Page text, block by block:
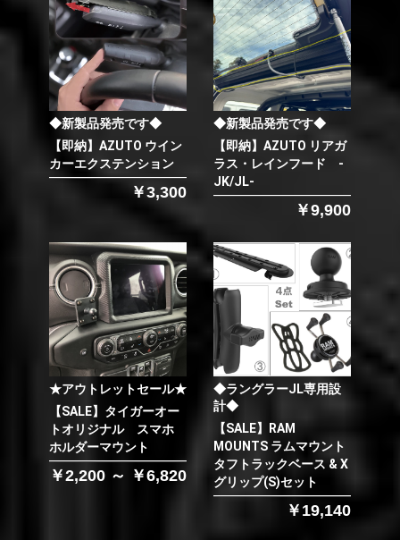
◆新製品発売です◆
【即納】AZUTO ウイン
カーエクステンション
￥3,300
◆新製品発売です◆
【即納】AZUTO リアガ
ラス・レインフード -
JK/JL-
￥9,900
★アウトレットセール★
【SALE】タイガーオー
トオリジナル スマホ
ホルダーマウント
￥2,200 ～ ￥6,820
◆ラングラーJL専用設
計◆
【SALE】RAM
MOUNTS ラムマウント
タフトラックベース & X
グリップ(S)セット
￥19,140